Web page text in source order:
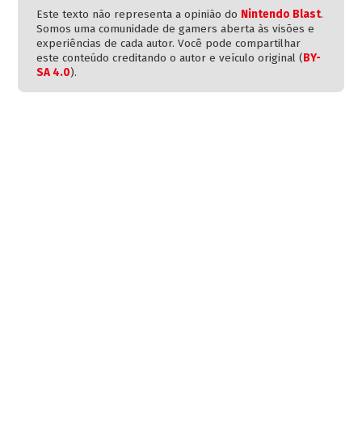
Este texto não representa a opinião do Nintendo Blast.
Somos uma comunidade de gamers aberta às visões e
experiências de cada autor. Você pode compartilhar
este conteúdo creditando o autor e veículo original (BY-
SA 4.0).